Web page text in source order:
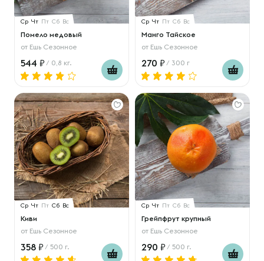
Ср Чт Пт Сб Вс
Помело медовый
от Ешь Сезонное
544 / 0,8 кг.
Ср Чт Пт Сб Вс
Манго Тайское
от Ешь Сезонное
270 / 300 г
Ср Чт Пт Сб Вс
Киви
от Ешь Сезонное
358 / 500 г.
Ср Чт Пт Сб Вс
Грейпфрут крупный
от Ешь Сезонное
290 / 500 г.